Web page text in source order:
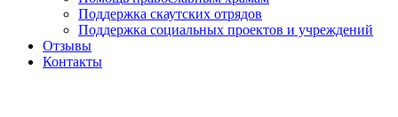
Поддержка скаутских отрядов
Поддержка социальных проектов и учреждений
Отзывы
Контакты